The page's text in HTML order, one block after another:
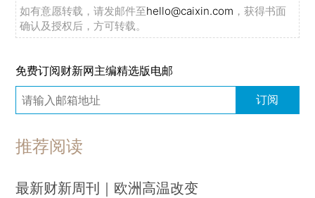
如有意愿转载，请发邮件至hello@caixin.com ，获得书面
确认及授权后，方可转载。
免费订阅财新网主编精选版电邮
订阅
推荐阅读
最新财新周刊｜欧洲高温改变